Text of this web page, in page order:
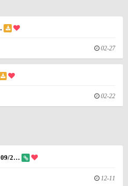
02-27
02-22
09/2…
12-11